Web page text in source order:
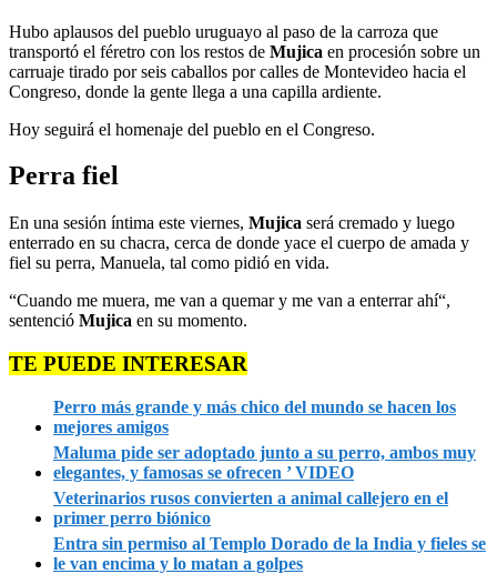
Hubo aplausos del pueblo uruguayo al paso de la carroza que
transportó el féretro con los restos de Mujica en procesión sobre un
carruaje tirado por seis caballos por calles de Montevideo hacia el
Congreso, donde la gente llega a una capilla ardiente.
Hoy seguirá el homenaje del pueblo en el Congreso.
Perra fiel
En una sesión íntima este viernes, Mujica será cremado y luego
enterrado en su chacra, cerca de donde yace el cuerpo de amada y
fiel su perra, Manuela, tal como pidió en vida.
“Cuando me muera, me van a quemar y me van a enterrar ahí“,
sentenció Mujica en su momento.
TE PUEDE INTERESAR
Perro más grande y más chico del mundo se hacen los
mejores amigos
Maluma pide ser adoptado junto a su perro, ambos muy
elegantes, y famosas se ofrecen ’ VIDEO
Veterinarios rusos convierten a animal callejero en el
primer perro biónico
Entra sin permiso al Templo Dorado de la India y fieles se
le van encima y lo matan a golpes